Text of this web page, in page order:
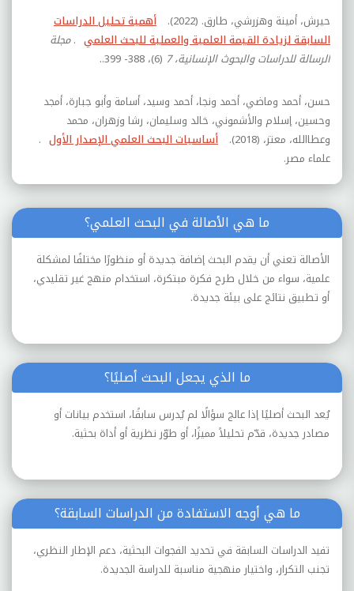
حيرش، أمينة وهزرشي، طارق. (2022).
أهمية تحليل الدراسات
السابقة لزيادة القيمة العلمية والعملية للبحث العلمي .مجلة
الرسالة للدراسات والبحوث الإنسانية، 7 (6)، 388- 399..
حسن، أحمد وماضي، أحمد ونجا، أحمد وسيد، أسامة وأبو جبارة، أمجد
وحسين، إسلام والأشموني، خالد وسليمان، رشا وزهران، محمد
وعطاالله، معتز، (2018).
أساسيات البحث العلمي الإصدار الأول .
علماء مصر.
ما هي الأصالة في البحث العلمي؟
الأصالة تعني أن يقدم البحث إضافة جديدة أو منظورًا مختلفًا لمشكلة
علمية، سواء من خلال طرح فكرة مبتكرة، استخدام منهج غير تقليدي،
أو تطبيق نتائج على بيئة جديدة.
ما الذي يجعل البحث أصليًا؟
يُعد البحث أصليًا إذا عالج سؤالًا لم يُدرس سابقًا، استخدم بيانات أو
مصادر جديدة، قدّم تحليلاً مميزًا، أو طوّر نظرية أو أداة بحثية.
ما هي أوجه الاستفادة من الدراسات السابقة؟
تفيد الدراسات السابقة في تحديد الفجوات البحثية، دعم الإطار النظري،
تجنب التكرار، واختيار منهجية مناسبة للدراسة الجديدة.